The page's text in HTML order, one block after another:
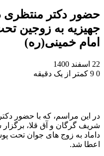
حضور دکتر منتظری
جهیزیه به زوجین
امام خمینی(ره)
22 اسفند 1400
0
کمتر از یک دقیقه
در این مراسم، که با حضور
داماد به زوج های جوان تحت
اعطا شد.